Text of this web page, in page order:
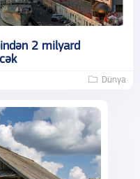
2 milyard
Dünya